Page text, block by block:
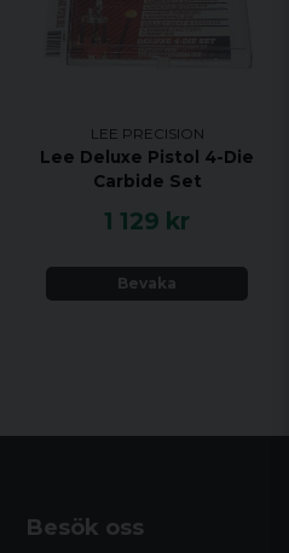
LEE PRECISION
Lee Deluxe Pistol 4-Die
Carbide Set
1 129 kr
Bevaka
Besök oss